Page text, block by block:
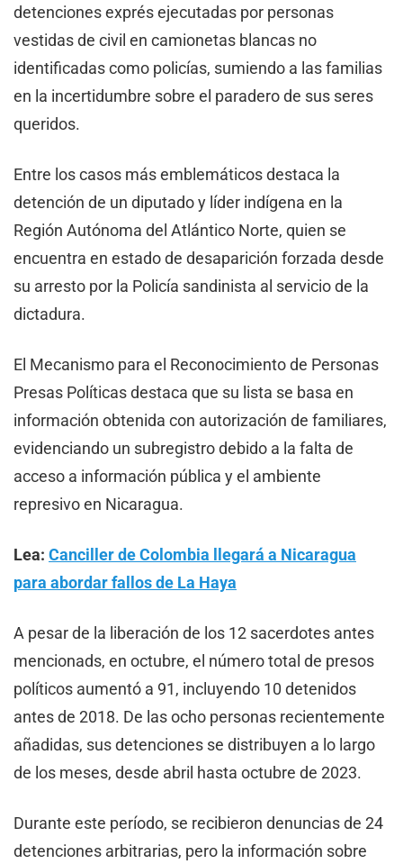
detenciones exprés ejecutadas por personas
vestidas de civil en camionetas blancas no
identificadas como policías, sumiendo a las familias
en la incertidumbre sobre el paradero de sus seres
queridos.
Entre los casos más emblemáticos destaca la
detención de un diputado y líder indígena en la
Región Autónoma del Atlántico Norte, quien se
encuentra en estado de desaparición forzada desde
su arresto por la Policía sandinista al servicio de la
dictadura.
El Mecanismo para el Reconocimiento de Personas
Presas Políticas destaca que su lista se basa en
información obtenida con autorización de familiares,
evidenciando un subregistro debido a la falta de
acceso a información pública y el ambiente
represivo en Nicaragua.
Lea: Canciller de Colombia llegará a Nicaragua
para abordar fallos de La Haya
A pesar de la liberación de los 12 sacerdotes antes
mencionads, en octubre, el número total de presos
políticos aumentó a 91, incluyendo 10 detenidos
antes de 2018. De las ocho personas recientemente
añadidas, sus detenciones se distribuyen a lo largo
de los meses, desde abril hasta octubre de 2023.
Durante este período, se recibieron denuncias de 24
detenciones arbitrarias, pero la información sobre